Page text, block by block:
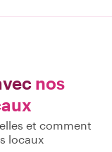
nos
et comment
locaux